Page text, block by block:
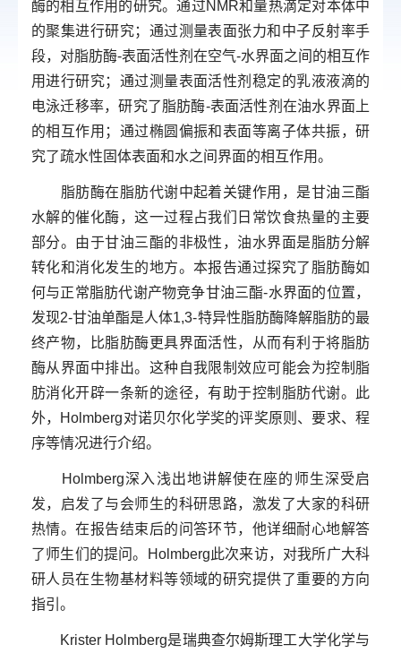
酶的相互作用的研究。通过NMR和量热滴定对本体中
的聚集进行研究；通过测量表面张力和中子反射率手
段，对脂肪酶-表面活性剂在空气-水界面之间的相互作
用进行研究；通过测量表面活性剂稳定的乳液液滴的
电泳迁移率，研究了脂肪酶-表面活性剂在油水界面上
的相互作用；通过椭圆偏振和表面等离子体共振，研
究了疏水性固体表面和水之间界面的相互作用。
脂肪酶在脂肪代谢中起着关键作用，是甘油三酯
水解的催化酶，这一过程占我们日常饮食热量的主要
部分。由于甘油三酯的非极性，油水界面是脂肪分解
转化和消化发生的地方。本报告通过探究了脂肪酶如
何与正常脂肪代谢产物竞争甘油三酯-水界面的位置，
发现2-甘油单酯是人体1,3-特异性脂肪酶降解脂肪的最
终产物，比脂肪酶更具界面活性，从而有利于将脂肪
酶从界面中排出。这种自我限制效应可能会为控制脂
肪消化开辟一条新的途径，有助于控制脂肪代谢。此
外，Holmberg对诺贝尔化学奖的评奖原则、要求、程
序等情况进行介绍。
Holmberg深入浅出地讲解使在座的师生深受启
发，启发了与会师生的科研思路，激发了大家的科研
热情。在报告结束后的问答环节，他详细耐心地解答
了师生们的提问。Holmberg此次来访，对我所广大科
研人员在生物基材料等领域的研究提供了重要的方向
指引。
Krister Holmberg是瑞典查尔姆斯理工大学化学与